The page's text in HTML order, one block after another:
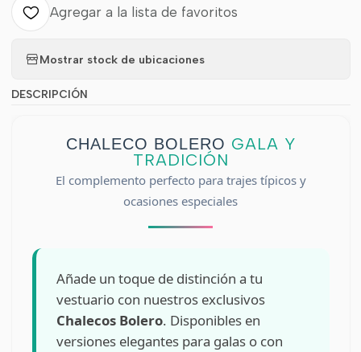
Agregar a la lista de favoritos
Mostrar stock de ubicaciones
DESCRIPCIÓN
CHALECO BOLERO GALA Y
TRADICIÓN
El complemento perfecto para trajes típicos y
ocasiones especiales
Añade un toque de distinción a tu
vestuario con nuestros exclusivos
Chalecos Bolero. Disponibles en
versiones elegantes para galas o con